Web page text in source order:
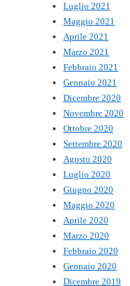
Luglio 2021
Maggio 2021
Aprile 2021
Marzo 2021
Febbraio 2021
Gennaio 2021
Dicembre 2020
Novembre 2020
Ottobre 2020
Settembre 2020
Agosto 2020
Luglio 2020
Giugno 2020
Maggio 2020
Aprile 2020
Marzo 2020
Febbraio 2020
Gennaio 2020
Dicembre 2019